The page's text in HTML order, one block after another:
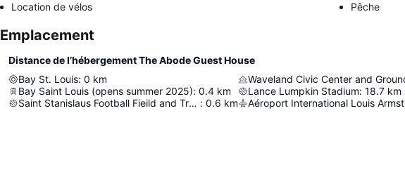
Location de vélos
Pêche
Emplacement
Distance de l’hébergement The Abode Guest House
Bay St. Louis: 0 km
Bay Saint Louis (opens summer 2025): 0.4 km
Saint Stanislaus Football Fieild and Track : 0.6 km
Lance Lumpkin Stadium: 18.7 km